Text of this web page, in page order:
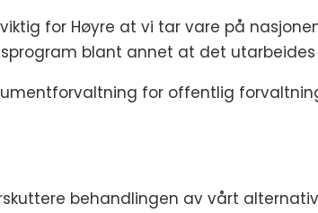
for Høyre at vi tar vare på
blant annet at det utarbeides
for offentlig
behandlingen av vårt